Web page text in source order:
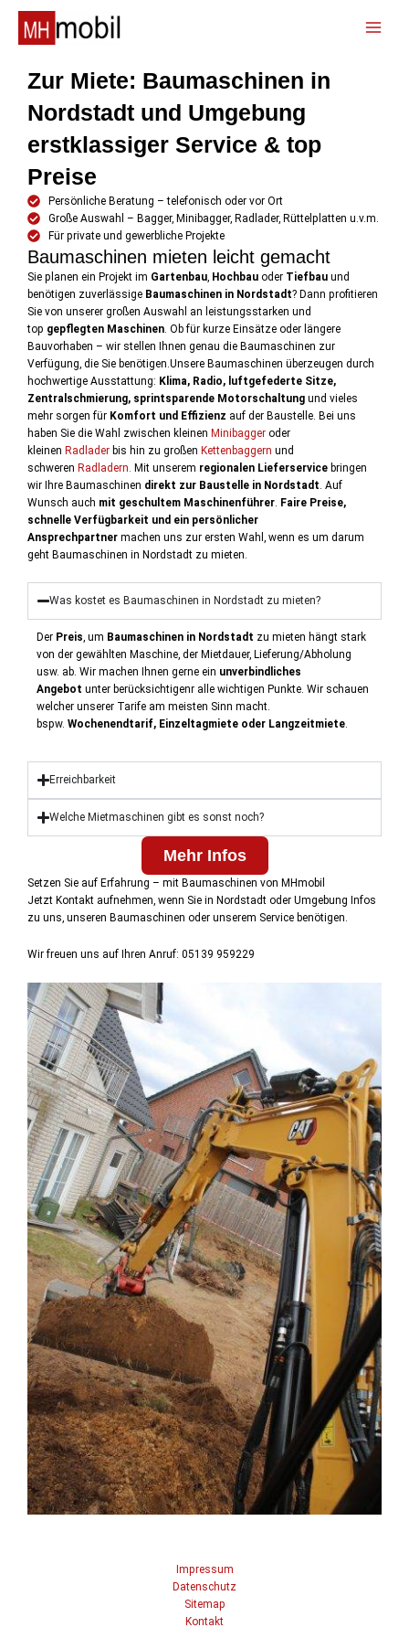
Inhalt
springen
Zur Miete: Baumaschinen in
Nordstadt und Umgebung
erstklassiger Service & top
Preise
Persönliche Beratung – telefonisch oder vor Ort
Große Auswahl – Bagger, Minibagger, Radlader, Rüttelplatten u.v.m.
Für private und gewerbliche Projekte
Baumaschinen mieten leicht gemacht ​
Sie planen ein Projekt im Gartenbau Hochbau oder Tiefbau und
benötigen zuverlässige Baumaschinen in Nordstadt? Dann profitieren
Sie von unserer großen Auswahl an leistungsstarken und
top gepflegten Maschinen . Ob für kurze Einsätze oder längere
Bauvorhaben – wir stellen Ihnen genau die Baumaschinen zur
Verfügung, die Sie benötigen.Unsere Baumaschinen überzeugen durch
hochwertige Ausstattung: Klima, Radio, luftgefederte Sitze,
Zentralschmierung, sprintsparende Motorschaltung und vieles
mehr sorgen für Komfort und Effizienz auf der Baustelle. Bei uns
haben Sie die Wahl zwischen kleinen Minibagger oder
kleinen Radlader bis hin zu großen Kettenbaggern und
schweren Radladern. Mit unserem regionalen Lieferservice bringen
wir Ihre Baumaschinen direkt zur Baustelle in Nordstadt . Auf
Wunsch auch mit geschultem Maschinenführer Faire Preise,
schnelle Verfügbarkeit und ein persönlicher
Ansprechpartner machen uns zur ersten Wahl, wenn es um darum
geht Baumaschinen in Nordstadt zu mieten.
Was kostet es Baumaschinen in Nordstadt zu mieten?
Der Preis, um Baumaschinen in Nordstadt zu mieten hängt stark
von der gewählten Maschine, der Mietdauer, Lieferung/Abholung
usw. ab. Wir machen Ihnen gerne ein unverbindliches
Angebot unter berücksichtigenr alle wichtigen Punkte. Wir schauen
welcher unserer Tarife am meisten Sinn macht.
bspw. Wochenendtarif, Einzeltagmiete oder Langzeitmiete.
Erreichbarkeit
Welche Mietmaschinen gibt es sonst noch?
Mehr Infos
Setzen Sie auf Erfahrung – mit Baumaschinen von MHmobil
Jetzt Kontakt aufnehmen, wenn Sie in Nordstadt oder Umgebung Infos
zu uns, unseren Baumaschinen oder unserem Service benötigen.
Wir freuen uns auf Ihren Anruf: 05139 959229
Impressum
Datenschutz
Sitemap
Kontakt